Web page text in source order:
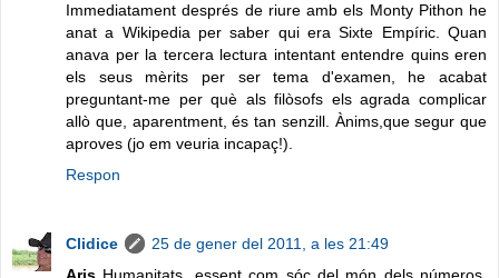
Immediatament després de riure amb els Monty Pithon he
anat a Wikipedia per saber qui era Sixte Empíric. Quan
anava per la tercera lectura intentant entendre quins eren
els seus mèrits per ser tema d'examen, he acabat
preguntant-me per què als filòsofs els agrada complicar
allò que, aparentment, és tan senzill. Ànims,que segur que
aproves (jo em veuria incapaç!).
Respon
Clidice
25 de gener del 2011, a les 21:49